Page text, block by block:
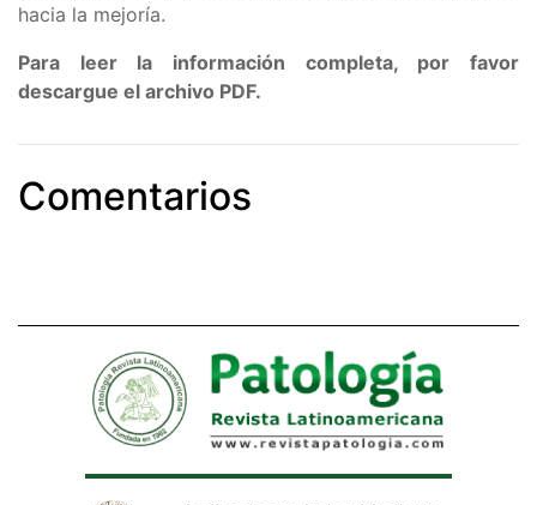
hacia la mejoría.
Para leer la información completa, por favor
descargue el archivo PDF.
Comentarios